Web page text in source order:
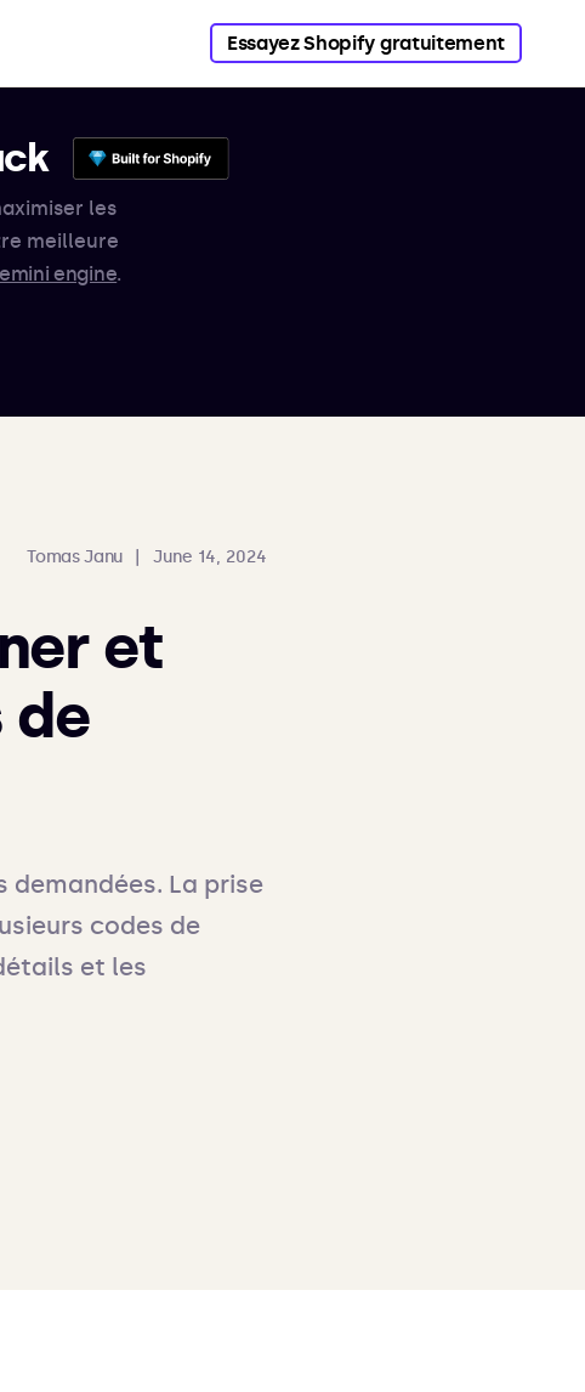
Essayez Shopify gratuitement
les
meilleure
engine.
Tomas Janu June 14, 2024
et
de
demandées. La prise
codes de
et les